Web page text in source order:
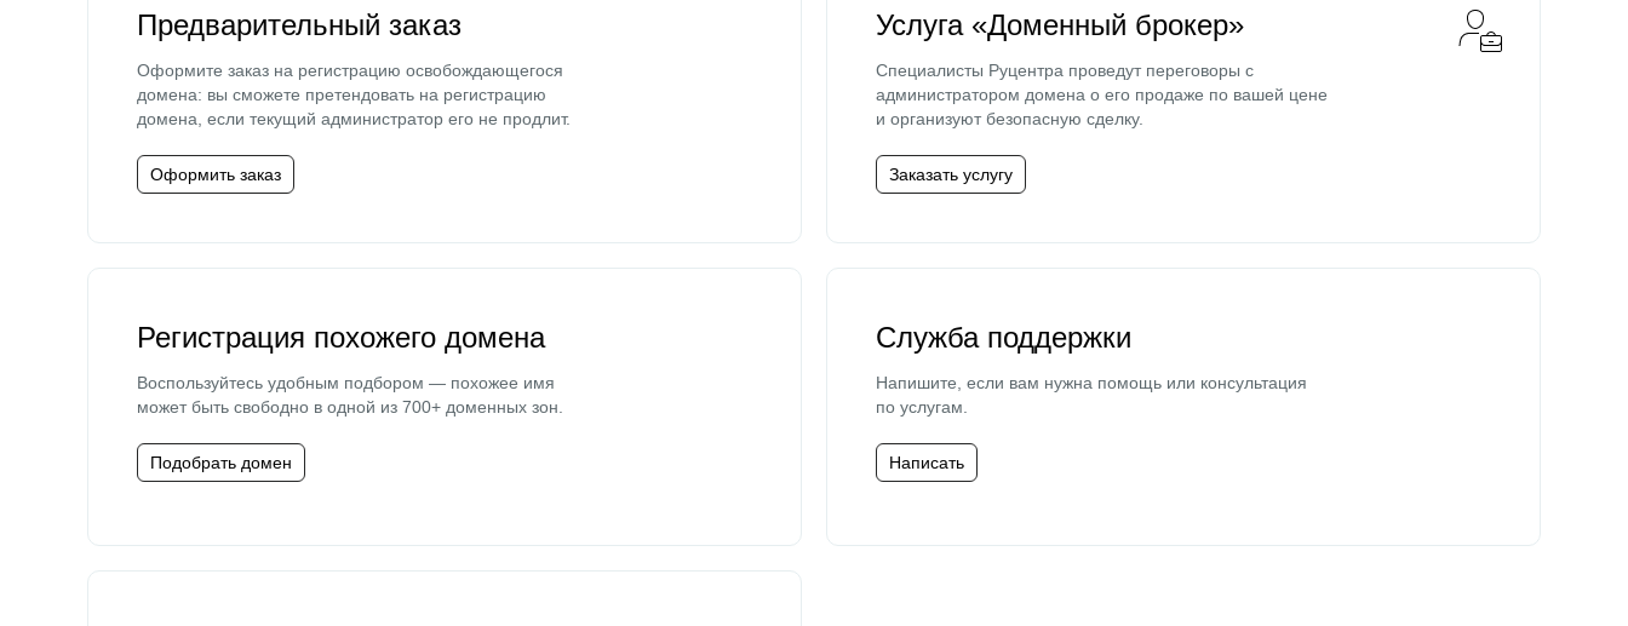
Предварительный заказ
Оформите заказ на регистрацию освобождающегося
домена: вы сможете претендовать на регистрацию
домена, если текущий администратор его не продлит.
Оформить заказ
Услуга «Доменный брокер»
Специалисты Руцентра проведут переговоры с
администратором домена о его продаже по вашей цене
и организуют безопасную сделку.
Заказать услугу
Регистрация похожего домена
Воспользуйтесь удобным подбором — похожее имя
может быть свободно в одной из 700+ доменных зон.
Подобрать домен
Служба поддержки
Напишите, если вам нужна помощь или консультация
по услугам.
Написать